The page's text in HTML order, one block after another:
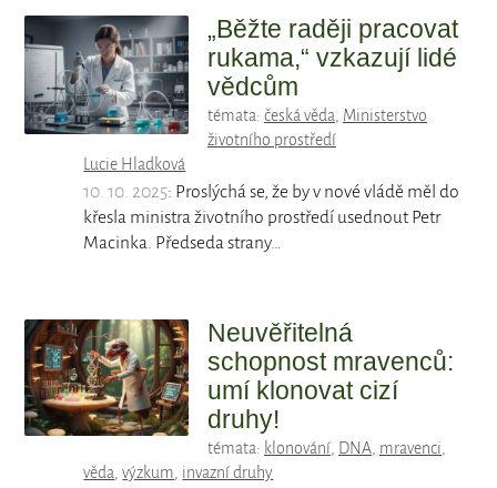
„Běžte raději pracovat
rukama,“ vzkazují lidé
vědcům
témata: česká věda, Ministerstvo
životního prostředí
Lucie Hladková
10. 10. 2025: Proslýchá se, že by v nové vládě měl do
křesla ministra životního prostředí usednout Petr
Macinka. Předseda strany…
Neuvěřitelná
schopnost mravenců:
umí klonovat cizí
druhy!
témata: klonování, DNA, mravenci,
věda,výzkum, invazní druhy